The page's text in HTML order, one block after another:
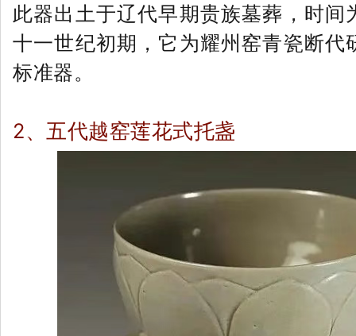
此器出土于辽代早期贵族墓葬，时间
十一世纪初期，它为耀州窑青瓷断代
标准器。
2、五代越窑莲花式托盏